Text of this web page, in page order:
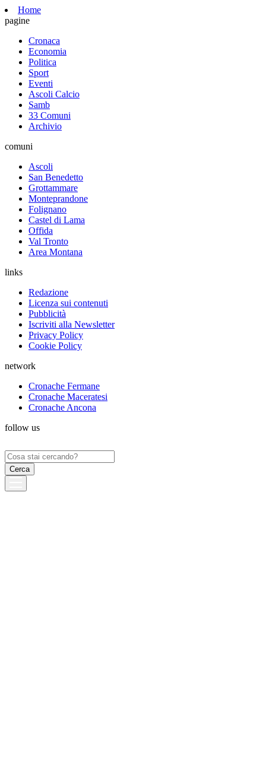
Home
pagine
Cronaca
Economia
Politica
Sport
Eventi
Ascoli Calcio
Samb
33 Comuni
Archivio
comuni
Ascoli
San Benedetto
Grottammare
Monteprandone
Folignano
Castel di Lama
Offida
Val Tronto
Area Montana
links
Redazione
Licenza sui contenuti
Pubblicità
Iscriviti alla Newsletter
Privacy Policy
Cookie Policy
network
Cronache Fermane
Cronache Maceratesi
Cronache Ancona
follow us
Ricerca
per: